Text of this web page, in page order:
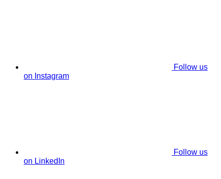
Follow us
on Instagram
Follow us
on LinkedIn